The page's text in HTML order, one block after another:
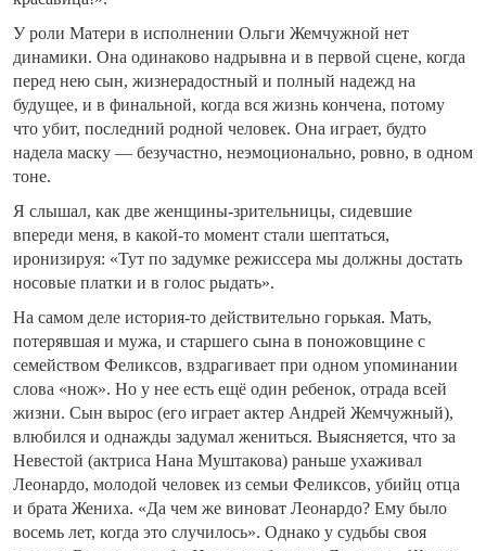
У роли Матери в исполнении Ольги Жемчужной нет
динамики. Она одинаково надрывна и в первой сцене, когда
перед нею сын, жизнерадостный и полный надежд на
будущее, и в финальной, когда вся жизнь кончена, потому
что убит, последний родной человек. Она играет, будто
надела маску — безучастно, неэмоционально, ровно, в одном
тоне.
Я слышал, как две женщины-зрительницы, сидевшие
впереди меня, в какой-то момент стали шептаться,
иронизируя: «Тут по задумке режиссера мы должны достать
носовые платки и в голос рыдать».
На самом деле история-то действительно горькая. Мать,
потерявшая и мужа, и старшего сына в поножовщине с
семейством Феликсов, вздрагивает при одном упоминании
слова «нож». Но у нее есть ещё один ребенок, отрада всей
жизни. Сын вырос (его играет актер Андрей Жемчужный),
влюбился и однажды задумал жениться. Выясняется, что за
Невестой (актриса Нана Муштакова) раньше ухаживал
Леонардо, молодой человек из семьи Феликсов, убийц отца
и брата Жениха. «Да чем же виноват Леонардо? Ему было
восемь лет, когда это случилось». Однако у судьбы своя